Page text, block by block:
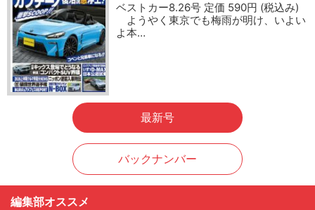
ベストカー8.26号 定価 590円 (税込み)
ようやく東京でも梅雨が明け、いよい
よ本…
最新号
バックナンバー
編集部オススメ